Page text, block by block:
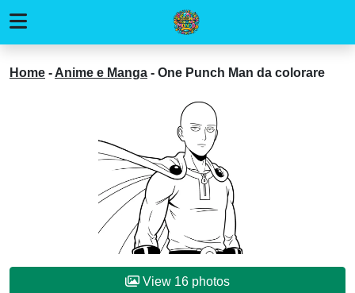
Home - Anime e Manga - One Punch Man da colorare
View 16 photos